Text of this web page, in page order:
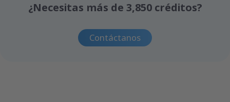
¿Necesitas más de 3,850 créditos?
Contáctanos